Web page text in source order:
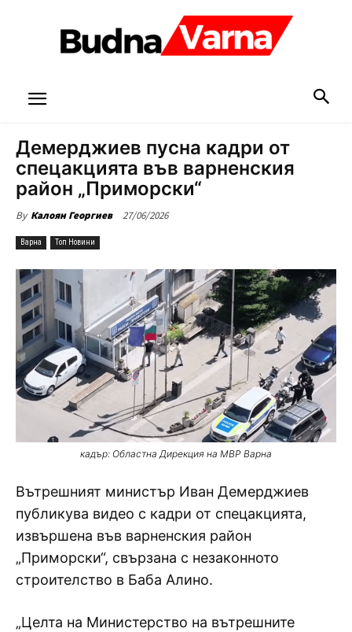
Демерджиев пусна кадри от
спецакцията във варненския
район „Приморски“
By Калоян Георгиев 27/06/2026
Варна Топ Новини
кадър: Областна Дирекция на МВР Варна
Вътрешният министър Иван Демерджиев
публикува видео с кадри от спецакцията,
извършена във варненския район
„Приморски“, свързана с незаконното
строителство в Баба Алино.
„Целта на Министерство на вътрешните